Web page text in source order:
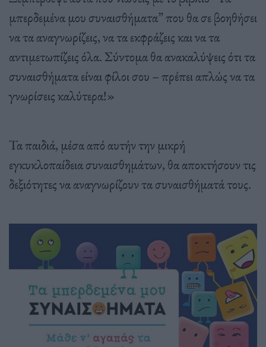
μπερδεμένα μου συναισθήματα” που θα σε βοηθήσει
να τα αναγνωρίζεις, να τα εκφράζεις και να τα
αντιμετωπίζεις όλα. Σύντομα θα ανακαλύψεις ότι τα
συναισθήματα είναι φίλοι σου – πρέπει απλώς να τα
γνωρίσεις καλύτερα!»
Τα παιδιά, μέσα από αυτήν την μικρή
εγκυκλοπαίδεια συναισθημάτων, θα αποκτήσουν τις
δεξιότητες να αναγνωρίζουν τα συναισθήματά τους.